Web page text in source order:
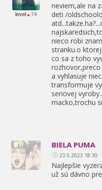
level 74
neviem,ale na
deti /
najskaredsich,
nieco robi
stranku.o
co sa z toho
rozhovor,
a vyhlasuje
transformuje
seriovej
macko,trochu
BIELA PUMA
23.5.2023 18:30
Najlepšie
už sú dávno